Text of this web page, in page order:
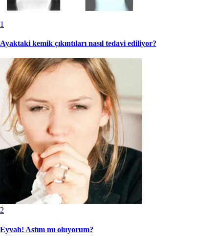
1
Ayaktaki kemik çıkıntıları nasıl tedavi ediliyor?
2
Eyvah! Astım mı oluyorum?